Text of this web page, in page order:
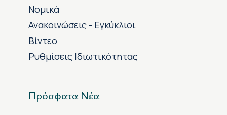
Νομικά
Ανακοινώσεις - Εγκύκλιοι
Βίντεο
Ρυθμίσεις Ιδιωτικότητας
Πρόσφατα Νέα